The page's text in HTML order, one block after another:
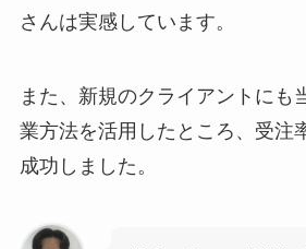
さんは実感しています。
また、新規のクライアントにも
業方法を活用したところ、受注
成功しました。